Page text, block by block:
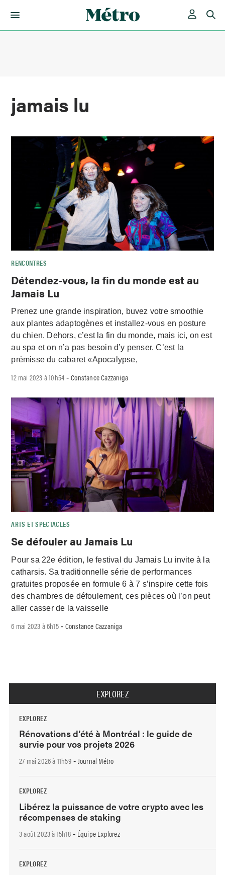
jamais lu
RENCONTRES
Détendez-vous, la fin du monde est au
Jamais Lu
Prenez une grande inspiration, buvez votre smoothie
aux plantes adaptogènes et installez-vous en posture
du chien. Dehors, c’est la fin du monde, mais ici, on est
au spa et on n’a pas besoin d’y penser. C’est la
prémisse du cabaret «Apocalypse,
12 mai 2023 à 10h54 -Constance Cazzaniga
ARTS ET SPECTACLES
Se défouler au Jamais Lu
Pour sa 22e édition, le festival du Jamais Lu invite à la
catharsis. Sa traditionnelle série de performances
gratuites proposée en formule 6 à 7 s’inspire cette fois
des chambres de défoulement, ces pièces où l’on peut
aller casser de la vaisselle
6 mai 2023 à 6h15- Constance Cazzaniga
EXPLOREZ
EXPLOREZ
Rénovations d’été à Montréal : le guide de
survie pour vos projets 2026
27 mai 2026 à 11h59- Journal Métro
EXPLOREZ
Libérez la puissance de votre crypto avec les
récompenses de staking
3 août 2023 à 15h18- Équipe Explorez
EXPLOREZ